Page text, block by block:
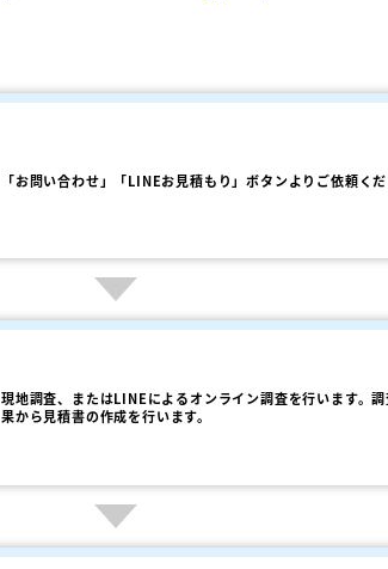
「お問い合わせ」「LINEお見積もり」ボタンよりご依頼くだ
現地調査、またはLINEによるオンライン調査を行います。
果から見積書の作成を行います。